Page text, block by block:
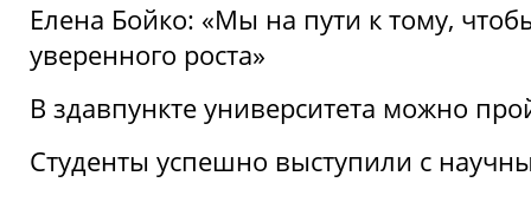
Елена Бойко: «Мы на пути к тому,
уверенного роста»
В здавпункте университета можно
Студенты успешно выступили с